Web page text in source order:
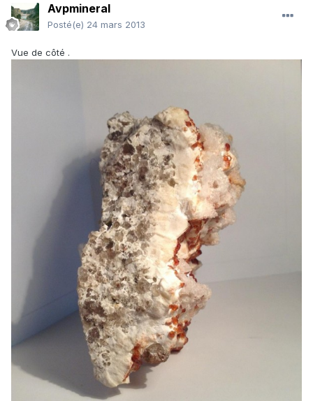
Avpmineral
Posté(e) 24 mars 2013
Vue de côté .